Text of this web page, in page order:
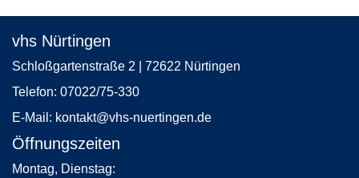
vhs Nürtingen
Schloßgartenstraße 2 | 72622 Nürtingen
Telefon: 07022/75-330
E-Mail: kontakt@vhs-nuertingen.de
Öffnungszeiten
Montag, Dienstag: